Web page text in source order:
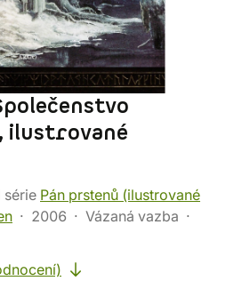
ilustrované
série Pán prstenů (ilustrované
2006
Vázaná vazba